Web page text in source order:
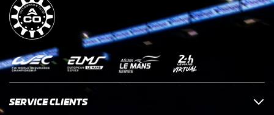
SERVICE CLIENTS